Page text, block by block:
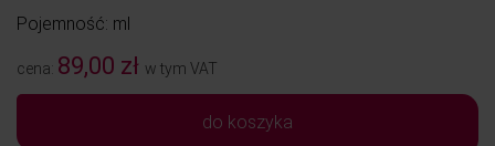
Pojemność: ml
cena: 89,00 zł w tym VAT
do koszyka